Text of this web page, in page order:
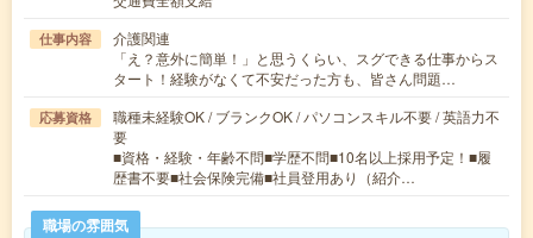
仕事内容
介護関連
「え？意外に簡単！」と思うくらい、スグできる仕事からス
タート！経験がなくて不安だった方も、皆さん問題…
応募資格
職種未経験OK / ブランクOK / パソコンスキル不要 / 英語力不
要
■資格・経験・年齢不問■学歴不問■10名以上採用予定！■履
歴書不要■社会保険完備■社員登用あり（紹介…
職場の雰囲気